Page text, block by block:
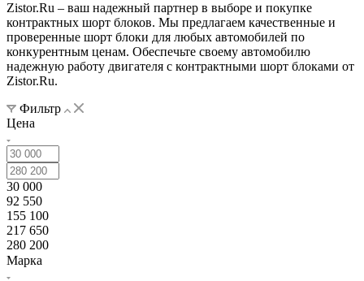
Zistor.Ru – ваш надежный партнер в выборе и покупке
контрактных шорт блоков. Мы предлагаем качественные и
проверенные шорт блоки для любых автомобилей по
конкурентным ценам. Обеспечьте своему автомобилю
надежную работу двигателя с контрактными шорт блоками от
Zistor.Ru.
Фильтр
Цена
30 000
92 550
155 100
217 650
280 200
Марка